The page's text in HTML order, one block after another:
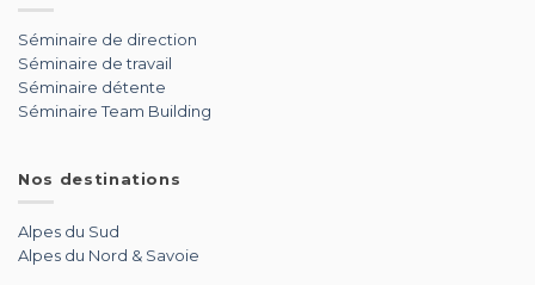
Séminaire de direction
Séminaire de travail
Séminaire détente
Séminaire Team Building
Nos destinations
Alpes du Sud
Alpes du Nord & Savoie